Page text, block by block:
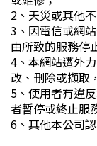
2、天災或其他
3、因電信或網
由所致的服務停
4、本網站遭外
改、刪除或擷取
5、使用者有違
者暫停或終止服
6、其他本公司